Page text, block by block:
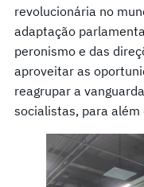
revolucionária no
adaptação
peronismo e das
aproveitar as
reagrupar a
socialistas, para além